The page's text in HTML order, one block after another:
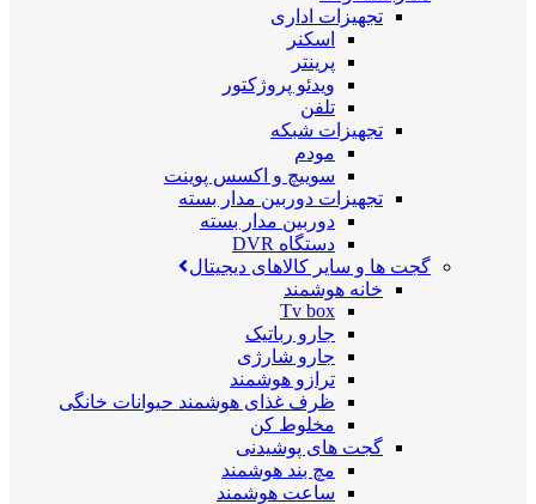
تجهیزات اداری
اسکنر
پرینتر
ویدئو پروژکتور
تلفن
تجهیزات شبکه
مودم
سوییچ و اکسس پوینت
تجهیزات دوربین مدار بسته
دوربین مدار بسته
دستگاه DVR
گجت ها و سایر کالاهای دیجیتال
خانه هوشمند
Tv box
جارو رباتیک
جارو شارژی
ترازو هوشمند
ظرف غذای هوشمند حیوانات خانگی
مخلوط کن
گجت های پوشیدنی
مچ بند هوشمند
ساعت هوشمند